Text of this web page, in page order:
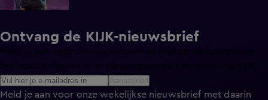
Ontvang de KIJK-nieuwsbrief
Meld je aan voor onze wekelijkse nieuwsbrief met daarin